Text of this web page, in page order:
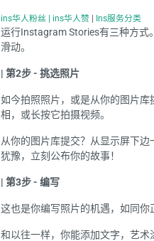
ins华人粉丝 | ins华人赞 | Ins服务分类
运行Instagram Stories有三种方式。
滑动。
| 第2步- 挑选照片
如今拍照照片，或是从你的图片库
相，或长按它拍摄视频。
从你的图片库提交？从显示屏下边
犹豫， 立刻 公布你的故事！
| 第3步- 编写
这也是你编写照片的机遇，如同你
和以往一样，你能添加文字，艺术